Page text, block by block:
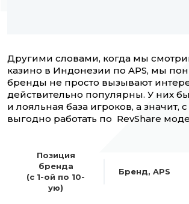
Другими словами, когда мы
казино в Индонезии по APS, мы
бренды не просто вызывают
действительно популярны. У них
и лояльная база игроков, а значит,
выгодно работать по RevShare
Позиция
бренда
(с 1-ой по 10-
ую)
Бренд, APS